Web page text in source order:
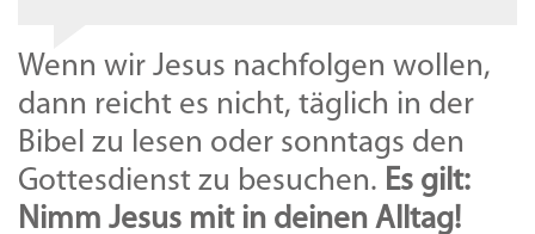
Wenn wir Jesus nachfolgen wollen,
dann reicht es nicht, täglich in der
Bibel zu lesen oder sonntags den
Gottesdienst zu besuchen. Es gilt:
Nimm Jesus mit in deinen Alltag!